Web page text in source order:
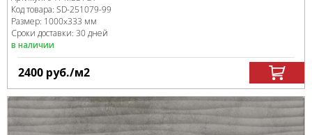
Код товара: SD-251079-99
Размер: 1000x333 мм
Сроки доставки: 30 дней
в наличии
2400 руб./м2